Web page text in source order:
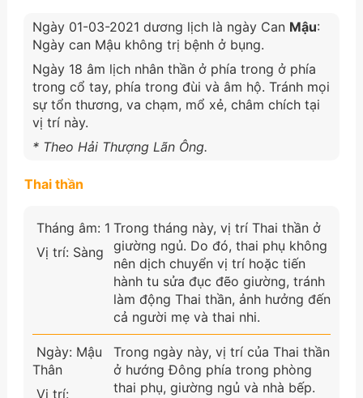
Ngày 01-03-2021 dương lịch là ngày Can Mậu:
Ngày can Mậu không trị bệnh ở bụng.
Ngày 18 âm lịch nhân thần ở phía trong ở phía
trong cổ tay, phía trong đùi và âm hộ. Tránh mọi
sự tổn thương, va chạm, mổ xẻ, châm chích tại
vị trí này.
* Theo Hải Thượng Lãn Ông.
Thai thần
Tháng âm: 1
Vị trí: Sàng
Trong tháng này, vị trí Thai thần ở
giường ngủ. Do đó, thai phụ không
nên dịch chuyển vị trí hoặc tiến
hành tu sửa đục đẽo giường, tránh
làm động Thai thần, ảnh hưởng đến
cả người mẹ và thai nhi.
Ngày: Mậu
Thân
Vị trí:
Trong ngày này, vị trí của Thai thần
ở hướng Đông phía trong phòng
thai phụ, giường ngủ và nhà bếp.